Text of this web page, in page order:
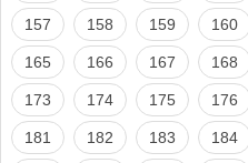
157 158 159 160
165 166 167 168
173 174 175 176
181 182 183 184